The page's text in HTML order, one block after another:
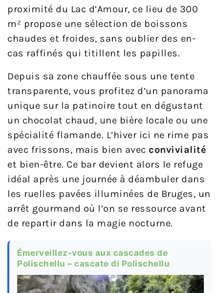
proximité du Lac d’Amour, ce lieu de 300
m² propose une sélection de boissons
chaudes et froides, sans oublier des en-
cas raffinés qui titillent les papilles.
Depuis sa zone chauffée sous une tente
transparente, vous profitez d’un panorama
unique sur la patinoire tout en dégustant
un chocolat chaud, une bière locale ou une
spécialité flamande. L’hiver ici ne rime pas
avec frissons, mais bien avec convivialité
et bien-être. Ce bar devient alors le refuge
idéal après une journée à déambuler dans
les ruelles pavées illuminées de Bruges, un
arrêt gourmand où l’on se ressource avant
de repartir dans la magie nocturne.
Émerveillez-vous aux cascades de
Polischellu – cascate di Polischellu